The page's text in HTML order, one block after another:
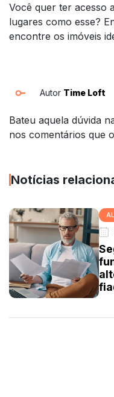
Você quer ter acesso
lugares como esse?
encontre os imóveis
Autor Time Loft
Bateu aquela dúvida
nos comentários que
Notícias